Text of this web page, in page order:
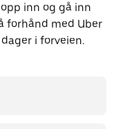
inn og gå inn
forhånd med Uber
i forveien.